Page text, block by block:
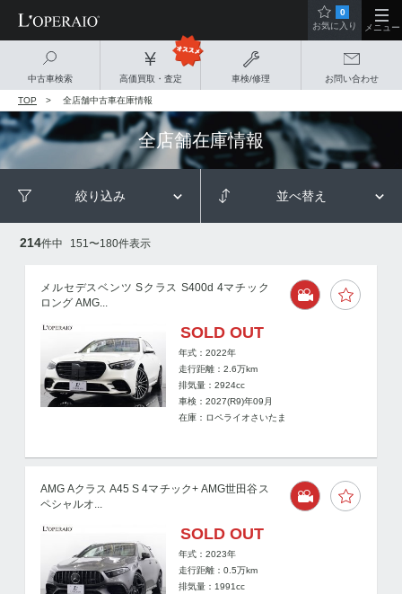
中古車検索 高価買取・査定 車検/修理 お問い合わせ
0
お気に入り
メニュー
TOP 全店舗中古車在庫情報
全店舗在庫情報
絞り込み 並べ替え
214件中 151〜180件表示
メルセデスベンツ Sクラス S400d 4マチック
ロング AMG...
SOLD OUT
年式：2022年
走行距離：2.6万km
排気量：2924cc
車検：2027(R9)年09月
在庫：ロペライオさいたま
AMG Aクラス A45 S 4マチック+ AMG世田谷ス
ペシャルオ...
SOLD OUT
年式：2023年
走行距離：0.5万km
排気量：1991cc